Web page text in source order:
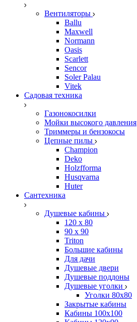
Вентиляторы
Ballu
Maxwell
Normann
Oasis
Scarlett
Sencor
Soler Palau
Vitek
Садовая техника
Газонокосилки
Мойки высокого давления
Триммеры и бензокосы
Цепные пилы
Champion
Deko
Holzfforma
Husqvarna
Huter
Сантехника
Душевые кабины
120 x 80
90 х 90
Triton
Большие кабины
Для дачи
Душевые двери
Душевые поддоны
Душевые уголки
Уголки 80х80
Закрытые кабины
Кабины 100x100